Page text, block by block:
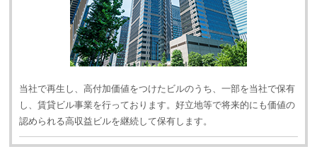
当社で再生し、高付加価値をつけたビルのうち、一部を当社で保有
し、賃貸ビル事業を行っております。好立地等で将来的にも価値の
認められる高収益ビルを継続して保有します。